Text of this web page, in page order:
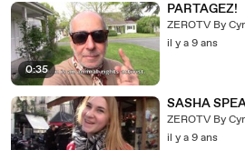
0:35
PARTAGEZ!
ZEROTV By
il y a 9 ans
SASHA
ZEROTV By
il y a 9 ans